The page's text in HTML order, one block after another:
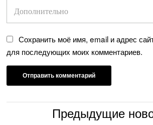
Сохранить моё имя, email и адрес
для последующих моих комментариев.
Предыдущие